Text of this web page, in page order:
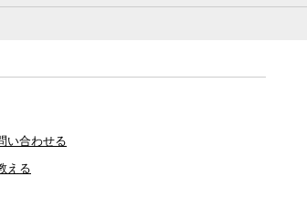
い合わせる
える